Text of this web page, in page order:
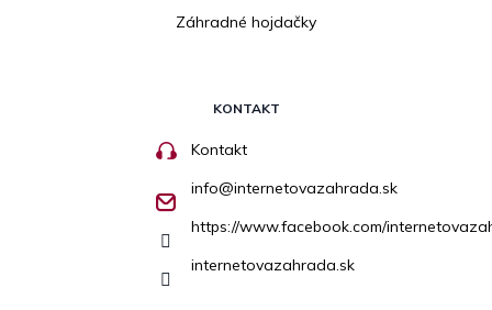
Záhradné hojdačky
KONTAKT
Kontakt
info@internetovazahrada.sk
https://www.facebook.com/
internetovazahrada.sk